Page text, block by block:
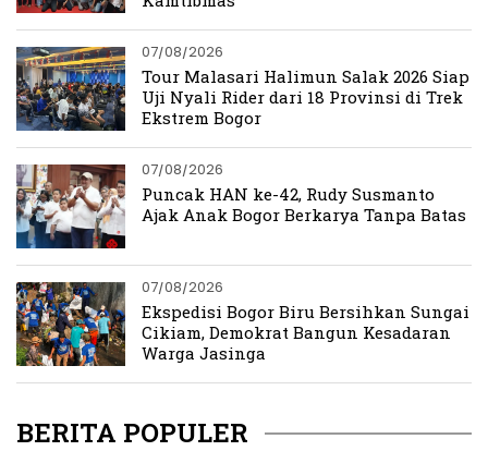
07/08/2026
Tour Malasari Halimun Salak 2026 Siap
Uji Nyali Rider dari 18 Provinsi di Trek
Ekstrem Bogor
07/08/2026
Puncak HAN ke-42, Rudy Susmanto
Ajak Anak Bogor Berkarya Tanpa Batas
07/08/2026
Ekspedisi Bogor Biru Bersihkan Sungai
Cikiam, Demokrat Bangun Kesadaran
Warga Jasinga
BERITA POPULER